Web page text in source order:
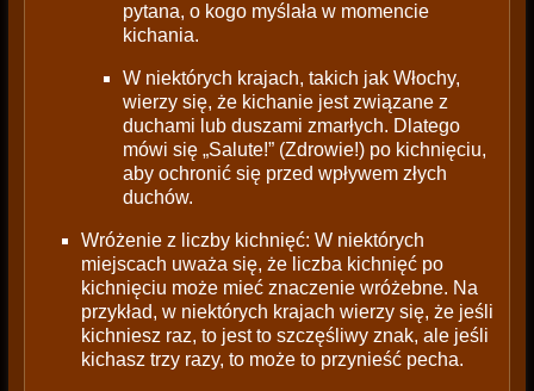
pytana, o kogo myślała w momencie
kichania.
W niektórych krajach, takich jak Włochy,
wierzy się, że kichanie jest związane z
duchami lub duszami zmarłych. Dlatego
mówi się „Salute!” (Zdrowie!) po kichnięciu,
aby ochronić się przed wpływem złych
duchów.
Wróżenie z liczby kichnięć: W niektórych
miejscach uważa się, że liczba kichnięć po
kichnięciu może mieć znaczenie wróżebne. Na
przykład, w niektórych krajach wierzy się, że jeśli
kichniesz raz, to jest to szczęśliwy znak, ale jeśli
kichasz trzy razy, to może to przynieść pecha.